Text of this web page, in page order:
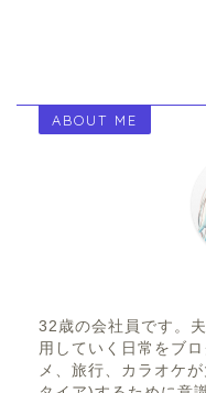
ABOUT ME
32歳の会社員です。
用していく日常をブ
メ、旅行、カラオケ